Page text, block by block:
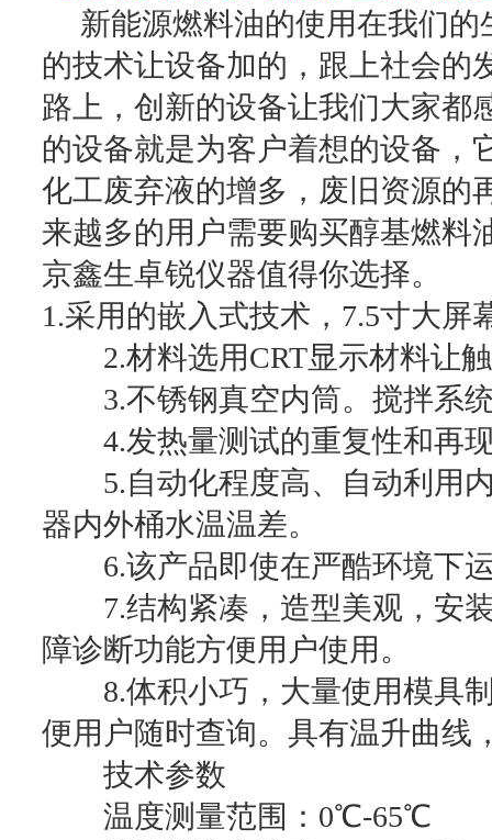
新能源燃料油的使用在我们的
的技术让设备加的，跟上社会的
路上，创新的设备让我们大家都
的设备就是为客户着想的设备，
化工废弃液的增多，废旧资源的
来越多的用户需要购买醇基燃料
京鑫生卓锐仪器值得你选择。
1.采用的嵌入式技术，7.5寸大
2.材料选用CRT显示材料让触
3.不锈钢真空内筒。搅拌系
4.发热量测试的重复性和再现
5.自动化程度高、自动利用内
器内外桶水温温差。
6.该产品即使在严酷环境下运
7.结构紧凑，造型美观，安装
障诊断功能方便用户使用。
8.体积小巧，大量使用模具制
便用户随时查询。具有温升曲线
技术参数
温度测量范围：0℃-65℃